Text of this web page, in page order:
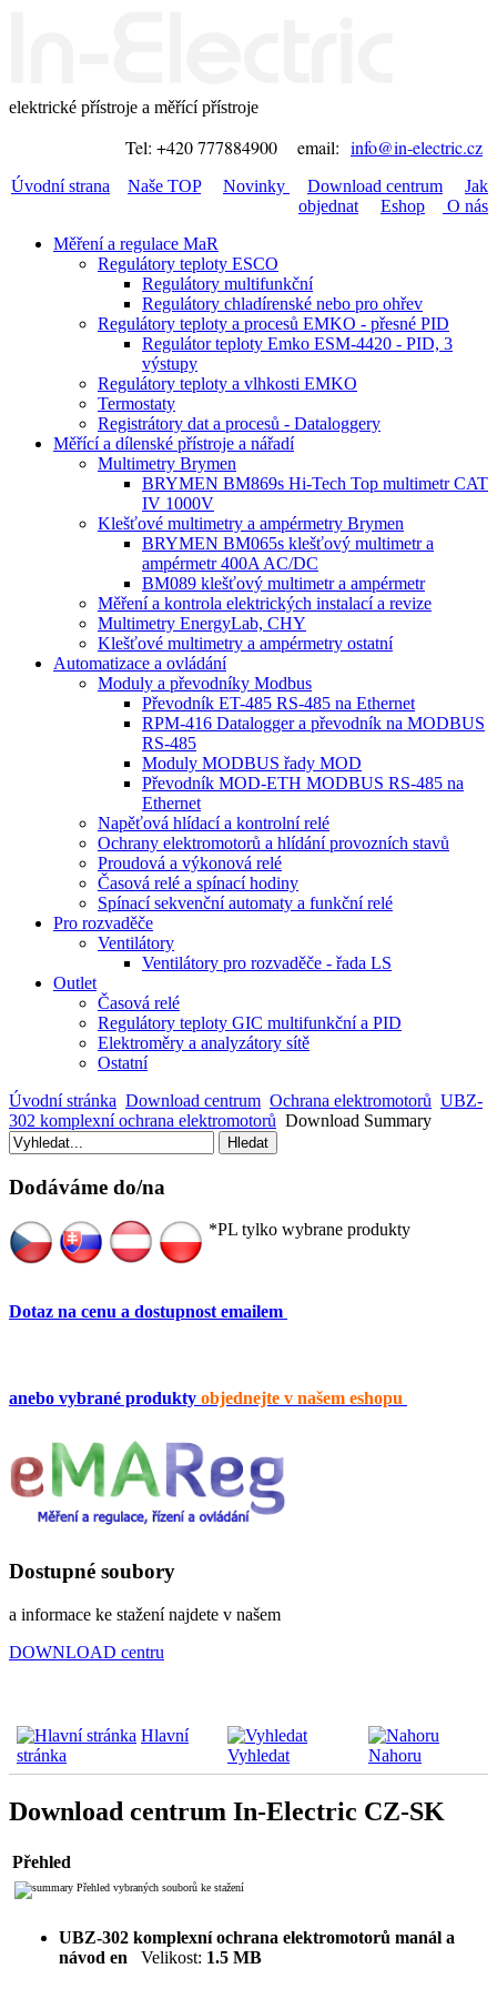
elektrické přístroje a měřící přístroje
Tel: +420 777884900 email: info@in-electric.cz
Úvodní strana Naše TOP Novinky Download centrum
Jak
objednat
Eshop
O nás
Měření a regulace MaR
Regulátory teploty ESCO
Regulátory multifunkční
Regulátory chladírenské nebo pro ohřev
Regulátory teploty a procesů EMKO - přesné PID
Regulátor teploty Emko ESM-4420 - PID, 3
výstupy
Regulátory teploty a vlhkosti EMKO
Termostaty
Registrátory dat a procesů - Dataloggery
Měřící a dílenské přístroje a nářadí
Multimetry Brymen
BRYMEN BM869s Hi-Tech Top multimetr CAT
IV 1000V
Klešťové multimetry a ampérmetry Brymen
BRYMEN BM065s klešťový multimetr a
ampérmetr 400A AC/DC
BM089 klešťový multimetr a ampérmetr
Měření a kontrola elektrických instalací a revize
Multimetry EnergyLab, CHY
Klešťové multimetry a ampérmetry ostatní
Automatizace a ovládání
Moduly a převodníky Modbus
Převodník ET-485 RS-485 na Ethernet
RPM-416 Datalogger a převodník na MODBUS
RS-485
Moduly MODBUS řady MOD
Převodník MOD-ETH MODBUS RS-485 na
Ethernet
Napěťová hlídací a kontrolní relé
Ochrany elektromotorů a hlídání provozních stavů
Proudová a výkonová relé
Časová relé a spínací hodiny
Spínací sekvenční automaty a funkční relé
Pro rozvaděče
Ventilátory
Ventilátory pro rozvaděče - řada LS
Outlet
Časová relé
Regulátory teploty GIC multifunkční a PID
Elektroměry a analyzátory sítě
Ostatní
Úvodní stránka Download centrum Ochrana elektromotorů UBZ-
302 komplexní ochrana elektromotorů Download Summary
Dodáváme do/na
*PL tylko wybrane produkty
Dotaz na cenu a dostupnost emailem
anebo vybrané produkty objednejte v našem eshopu
Dostupné soubory
a informace ke stažení najdete v našem
DOWNLOAD centru
Hlavní
stránka
Vyhledat Nahoru
Download centrum In-Electric CZ-SK
Přehled
Přehled vybraných souborů ke stažení
UBZ-302 komplexní ochrana elektromotorů manál a
návod en Velikost: 1.5 MB